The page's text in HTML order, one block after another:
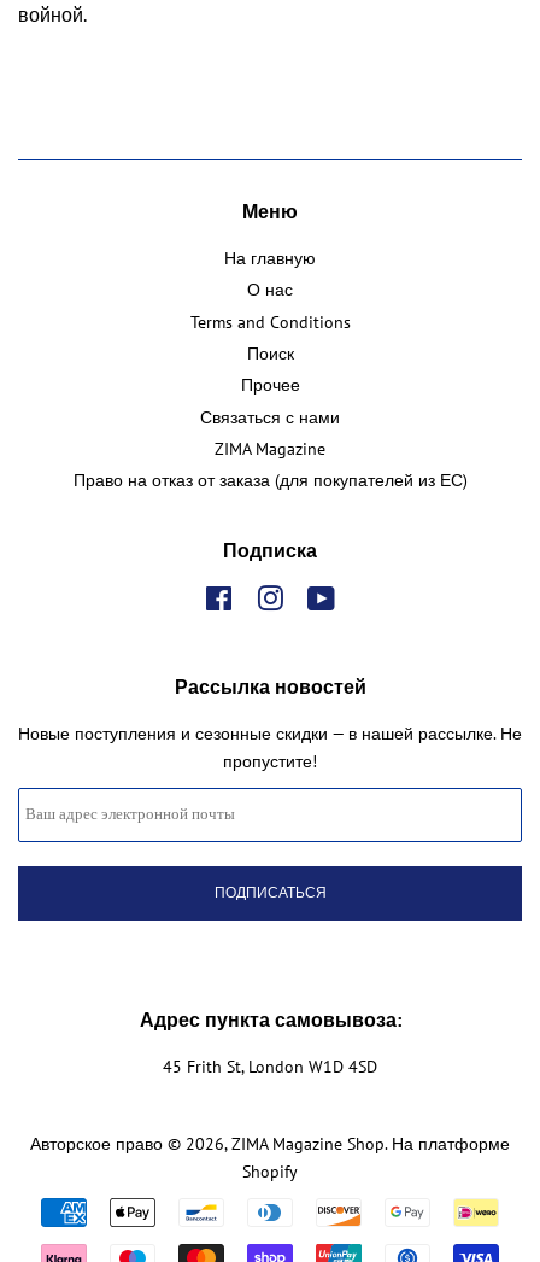
войной.
Меню
На главную
О нас
Terms and Conditions
Поиск
Прочее
Связаться с нами
ZIMA Magazine
Право на отказ от заказа (для покупателей из ЕС)
Подписка
FacebookInstagram
Рассылка новостей
Новые поступления и сезонные скидки — в нашей рассылке. Не
пропустите!
Адрес пункта самовывоза:
45 Frith St, London W1D 4SD
Авторское право © 2026,ZIMA Magazine Shop. На платформе
Shopify
Значки
способов